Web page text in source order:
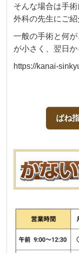
そんな場合は手
外科の先生にご紹
一般の手術と何
が小さく、翌日か
https://kanai-
ばね